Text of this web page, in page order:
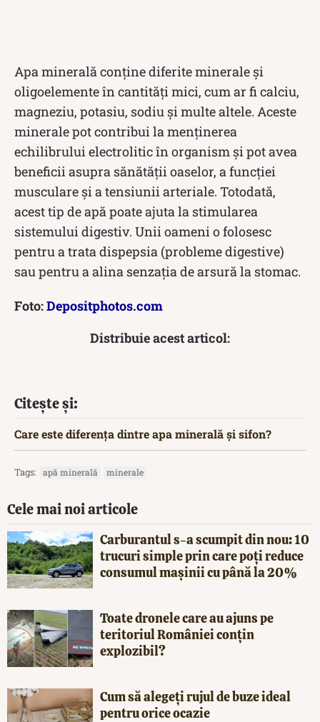
Apa minerală conține diferite minerale și
oligoelemente în cantități mici, cum ar fi calciu,
magneziu, potasiu, sodiu și multe altele. Aceste
minerale pot contribui la menținerea
echilibrului electrolitic în organism și pot avea
beneficii asupra sănătății oaselor, a funcției
musculare și a tensiunii arteriale. Totodată,
acest tip de apă poate ajuta la stimularea
sistemului digestiv. Unii oameni o folosesc
pentru a trata dispepsia (probleme digestive)
sau pentru a alina senzația de arsură la stomac.
Foto:Depositphotos.com
Distribuie acest articol:
Citește și:
Care este diferența dintre apa minerală și sifon?
Tags: apă minerală minerale
Cele mai noi articole
Carburantul s-a scumpit din nou: 10
trucuri simple prin care poți reduce
consumul mașinii cu până la 20%
Toate dronele care au ajuns pe
teritoriul României conțin
explozibil?
Cum să alegeți rujul de buze ideal
pentru orice ocazie